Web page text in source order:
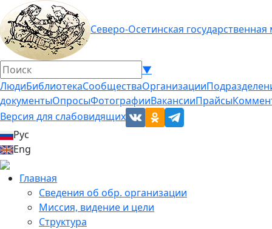
Северо-Осетинская
▼
ЛюдиБиблиотекаСообществаОрганизации
документыОпросыФотографииВакансииПрайсы
Версия для слабовидящих
Рус
Eng
Главная
Сведения об обр. организации
Миссия, видение и цели
Структура